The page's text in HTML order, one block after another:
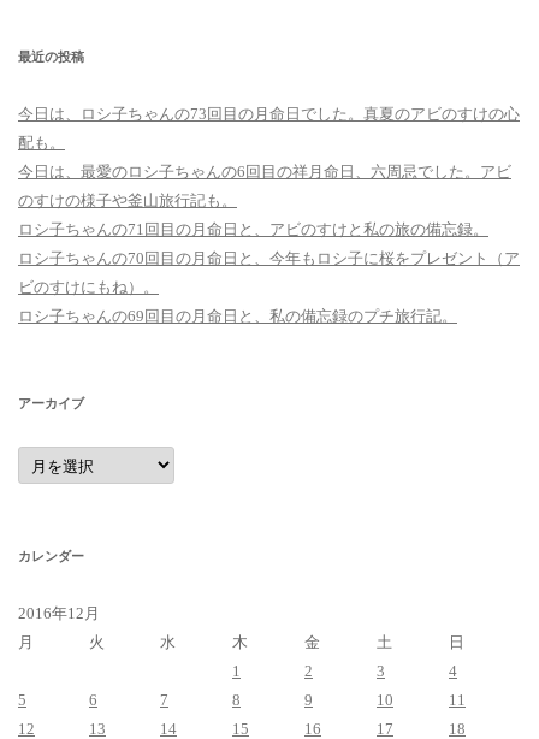
最近の投稿
今日は、ロシ子ちゃんの73回目の月命日でした。真夏のアビのすけの心
配も。
今日は、最愛のロシ子ちゃんの6回目の祥月命日、六周忌でした。アビ
のすけの様子や釜山旅行記も。
ロシ子ちゃんの71回目の月命日と、アビのすけと私の旅の備忘録。
ロシ子ちゃんの70回目の月命日と、今年もロシ子に桜をプレゼント（ア
ビのすけにもね）。
ロシ子ちゃんの69回目の月命日と、私の備忘録のプチ旅行記。
アーカイブ
ア
ー
カ
カレンダー
2016年12月
月
火 水 木 金 土
日
1
2 3
4
5
6 7 8 9 10
11
12
13 14 15 16 17
18